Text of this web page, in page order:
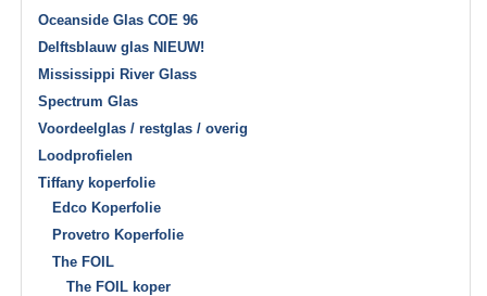
Oceanside Glas COE 96
Delftsblauw glas NIEUW!
Mississippi River Glass
Spectrum Glas
Voordeelglas / restglas / overig
Loodprofielen
Tiffany koperfolie
Edco Koperfolie
Provetro Koperfolie
The FOIL
The FOIL koper